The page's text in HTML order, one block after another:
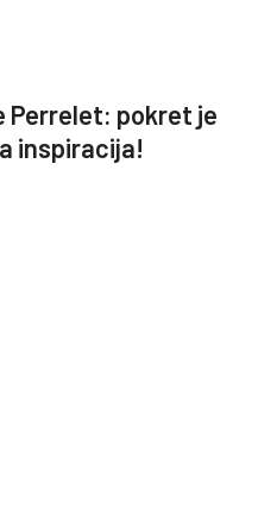
Perrelet: pokret je
inspiracija!